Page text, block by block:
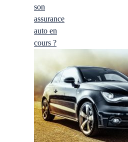
son
assurance
auto en
cours ?